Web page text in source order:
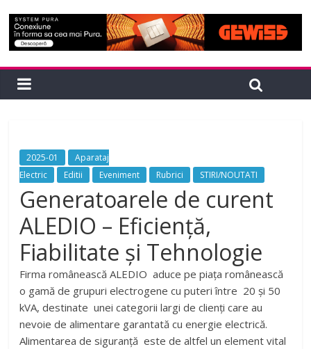
2025-01
Aparataj
Electric
Editii Eveniment Rubrici STIRI/NOUTATI
Generatoarele de curent
ALEDIO – Eficiență,
Fiabilitate și Tehnologie
Firma românească ALEDIO aduce pe piața românească
o gamă de grupuri electrogene cu puteri între 20 și 50
kVA, destinate unei categorii largi de clienți care au
nevoie de alimentare garantată cu energie electrică.
Alimentarea de siguranță este de altfel un element vital